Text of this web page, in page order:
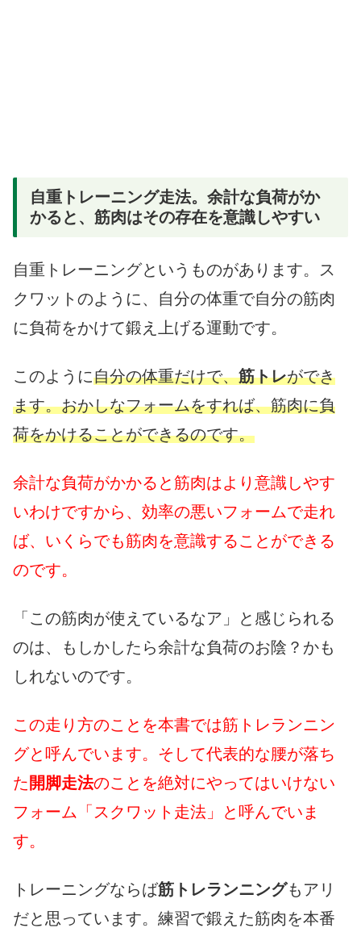
自重トレーニング走法。余計な負荷がか
かると、筋肉はその存在を意識しやすい
自重トレーニングというものがあります。ス
クワットのように、自分の体重で自分の筋肉
に負荷をかけて鍛え上げる運動です。
このように自分の体重だけで、筋トレができ
ます。おかしなフォームをすれば、筋肉に負
荷をかけることができるのです。
余計な負荷がかかると筋肉はより意識しやす
いわけですから、効率の悪いフォームで走れ
ば、いくらでも筋肉を意識することができる
のです。
「この筋肉が使えているなア」と感じられる
のは、もしかしたら余計な負荷のお陰？かも
しれないのです。
この走り方のことを本書では筋トレランニン
グと呼んでいます。そして代表的な腰が落ち
た 開脚走法のことを絶対にやってはいけない
フォーム「スクワット走法」と呼んでいま
す。
トレーニングならば筋トレランニングもアリ
だと思っています。練習で鍛えた筋肉を本番